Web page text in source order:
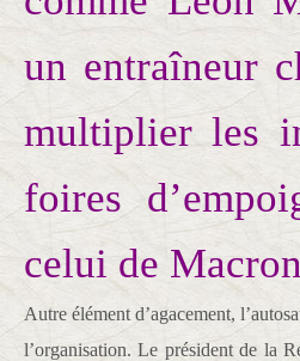
un entraîneur
multiplier les
foires
celui de
Autre élément d’agacement,
l’organisation. Le président de la